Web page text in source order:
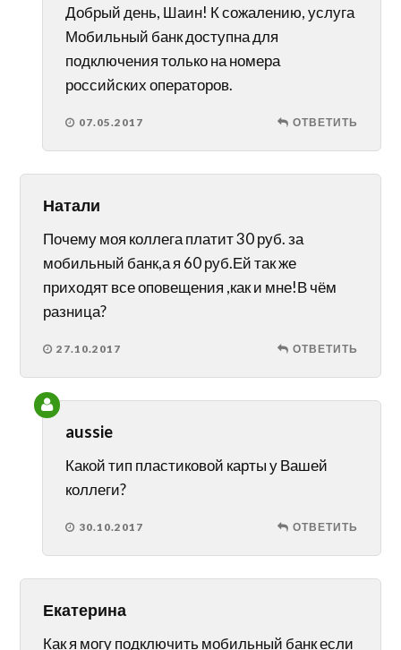
Добрый день, Шаин! К сожалению, услуга
Мобильный банк доступна для
подключения только на номера
российских операторов.
07.05.2017 ОТВЕТИТЬ
Натали
Почему моя коллега платит 30 руб. за
мобильный банк,а я 60 руб.Ей так же
приходят все оповещения ,как и мне!В чём
разница?
27.10.2017 ОТВЕТИТЬ
aussie
Какой тип пластиковой карты у Вашей
коллеги?
30.10.2017 ОТВЕТИТЬ
Екатерина
Как я могу подключить мобильный банк если